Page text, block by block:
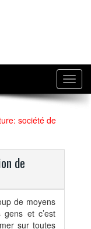
société de
de
de moyens
et c’est
sur toutes